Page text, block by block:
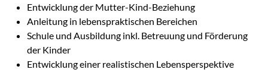
Entwicklung der Mutter-Kind-Beziehung
Anleitung in lebenspraktischen Bereichen
Schule und Ausbildung inkl. Betreuung und Förderung
der Kinder
Entwicklung einer realistischen Lebensperspektive